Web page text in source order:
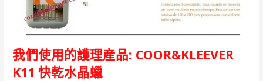
我們使用的護理産品: COOR&KLEEVER
K11 快乾水晶蠟